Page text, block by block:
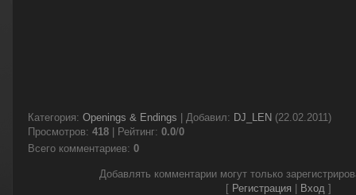
Категория: Openings & Endings Добавил: DJ_LEN (22.02.2011)
Просмотров: 418 Рейтинг: 0.0/0
Всего комментариев: 0
Добавлять комментарии могут только
[ Регистрация Вход]